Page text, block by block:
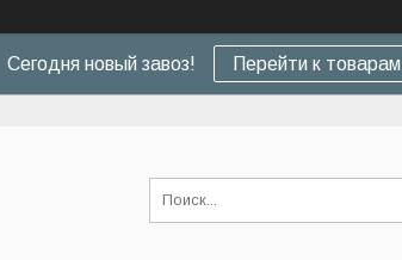
Сегодня новый завоз! Перейти к товарам